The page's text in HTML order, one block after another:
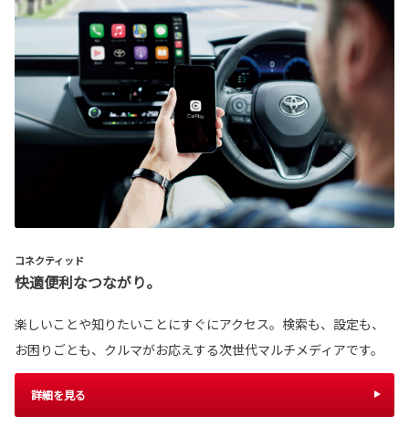
コネクティッド
快適便利なつながり。
楽しいことや知りたいことにすぐにアクセス。検索も、設定も、
お困りごとも、クルマがお応えする次世代マルチメディアです。
詳細を見る